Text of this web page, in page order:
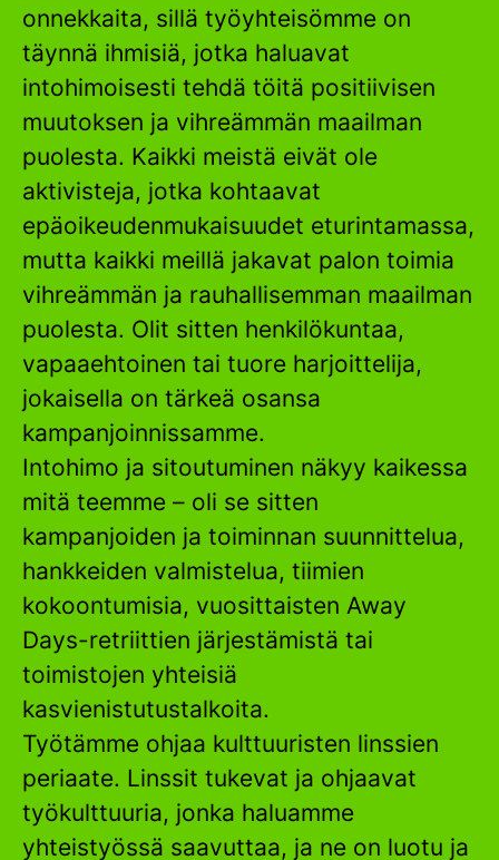
onnekkaita, sillä työyhteisömme on
täynnä ihmisiä, jotka haluavat
intohimoisesti tehdä töitä positiivisen
muutoksen ja vihreämmän maailman
puolesta. Kaikki meistä eivät ole
aktivisteja, jotka kohtaavat
epäoikeudenmukaisuudet eturintamassa,
mutta kaikki meillä jakavat palon toimia
vihreämmän ja rauhallisemman maailman
puolesta. Olit sitten henkilökuntaa,
vapaaehtoinen tai tuore harjoittelija,
jokaisella on tärkeä osansa
kampanjoinnissamme.
Intohimo ja sitoutuminen näkyy kaikessa
mitä teemme – oli se sitten
kampanjoiden ja toiminnan suunnittelua,
hankkeiden valmistelua, tiimien
kokoontumisia, vuosittaisten Away
Days-retriittien järjestämistä tai
toimistojen yhteisiä
kasvienistutustalkoita.
Työtämme ohjaa kulttuuristen linssien
periaate. Linssit tukevat ja ohjaavat
työkulttuuria, jonka haluamme
yhteistyössä saavuttaa, ja ne on luotu ja